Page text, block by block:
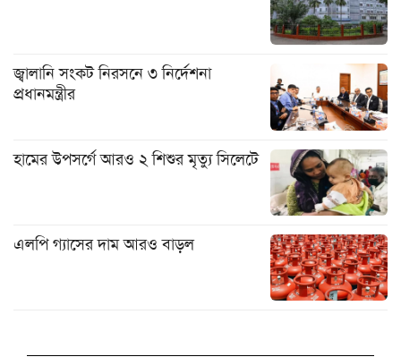
জ্বালানি সংকট নিরসনে ৩ নির্দেশনা
প্রধানমন্ত্রীর
হামের উপসর্গে আরও ২ শিশুর মৃত্যু সিলেটে
এলপি গ্যাসের দাম আরও বাড়ল